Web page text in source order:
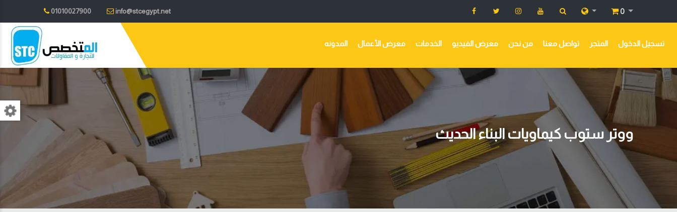
01010027900 info@stcegypt.net 0
المدونه معرض الأعمال الخدمات معرض الفيديو من نحن تواصل معنا المتجر تسجيل الدخول
ووتر ستوب كيماويات البناء الحديث